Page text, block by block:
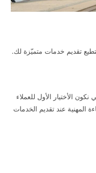
تقديم خدمات متميّزة لك.
الأختيار الأول للعملاء
المهنية عند تقديم الخدمات